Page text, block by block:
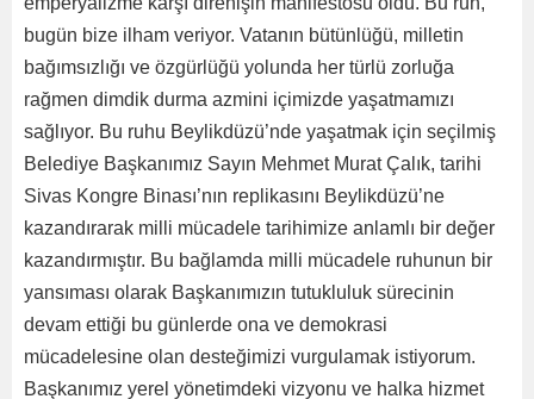
bugün bize ilham veriyor. Vatanın bütünlüğü, milletin
bağımsızlığı ve özgürlüğü yolunda her türlü zorluğa
rağmen dimdik durma azmini içimizde yaşatmamızı
sağlıyor. Bu ruhu Beylikdüzü’nde yaşatmak için seçilmiş
Belediye Başkanımız Sayın Mehmet Murat Çalık, tarihi
Sivas Kongre Binası’nın replikasını Beylikdüzü’ne
kazandırarak milli mücadele tarihimize anlamlı bir değer
kazandırmıştır. Bu bağlamda milli mücadele ruhunun bir
yansıması olarak Başkanımızın tutukluluk sürecinin
devam ettiği bu günlerde ona ve demokrasi
mücadelesine olan desteğimizi vurgulamak istiyorum.
Başkanımız yerel yönetimdeki vizyonu ve halka hizmet